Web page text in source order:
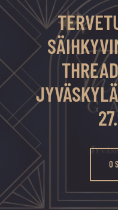
erilaiset
palvelut
tapahtumat
tarjoavat
kiireettömiä
hyviä
hetkiä
ympäri
vuoden.